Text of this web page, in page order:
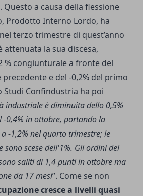
a causa della flessione
Prodotto Interno Lordo, ha
terzo trimestre di quest’anno
la sua discesa,
% congiunturale a fronte del
e del -0,2% del primo
Confindustria ha poi
industriale è diminuita dello 0,5%
-0,4% in ottobre, portando la
-1,2% nel quarto trimestre; le
sono scese dell'1%. Gli ordini del
saliti di 1,4 punti in ottobre ma
da 17 mesi”. Come se non
cresce a livelli quasi